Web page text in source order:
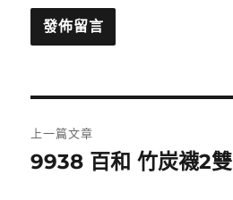
章
上一篇文章
上
9938 百和 竹炭襪2雙